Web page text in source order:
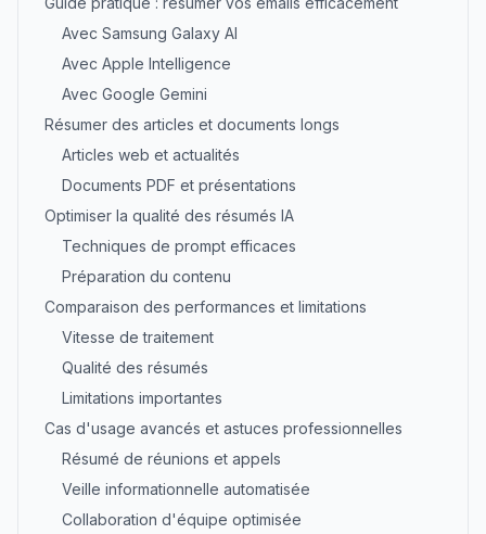
Avec Samsung Galaxy AI
Avec Apple Intelligence
Avec Google Gemini
Résumer des articles et documents longs
Articles web et actualités
Documents PDF et présentations
Optimiser la qualité des résumés IA
Techniques de prompt efficaces
Préparation du contenu
Comparaison des performances et limitations
Vitesse de traitement
Qualité des résumés
Limitations importantes
Cas d'usage avancés et astuces professionnelles
Résumé de réunions et appels
Veille informationnelle automatisée
Collaboration d'équipe optimisée